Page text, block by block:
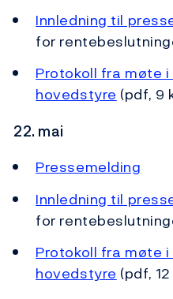
Innledning til
for
Protokoll fra møte i
hovedstyre (pdf, 9
22. mai
Pressemelding
Innledning til
for
Protokoll fra møte i
hovedstyre (pdf, 12